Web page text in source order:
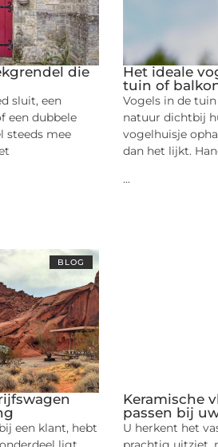
die
sluit, een
een dubbele
steeds mee
Het ideale
tuin of
Vogels in de
natuur dichtbij
vogelhuisje
dan het lijkt.
...
BLOG
een klant, hebt
Keramische
passen bij
U herkent het